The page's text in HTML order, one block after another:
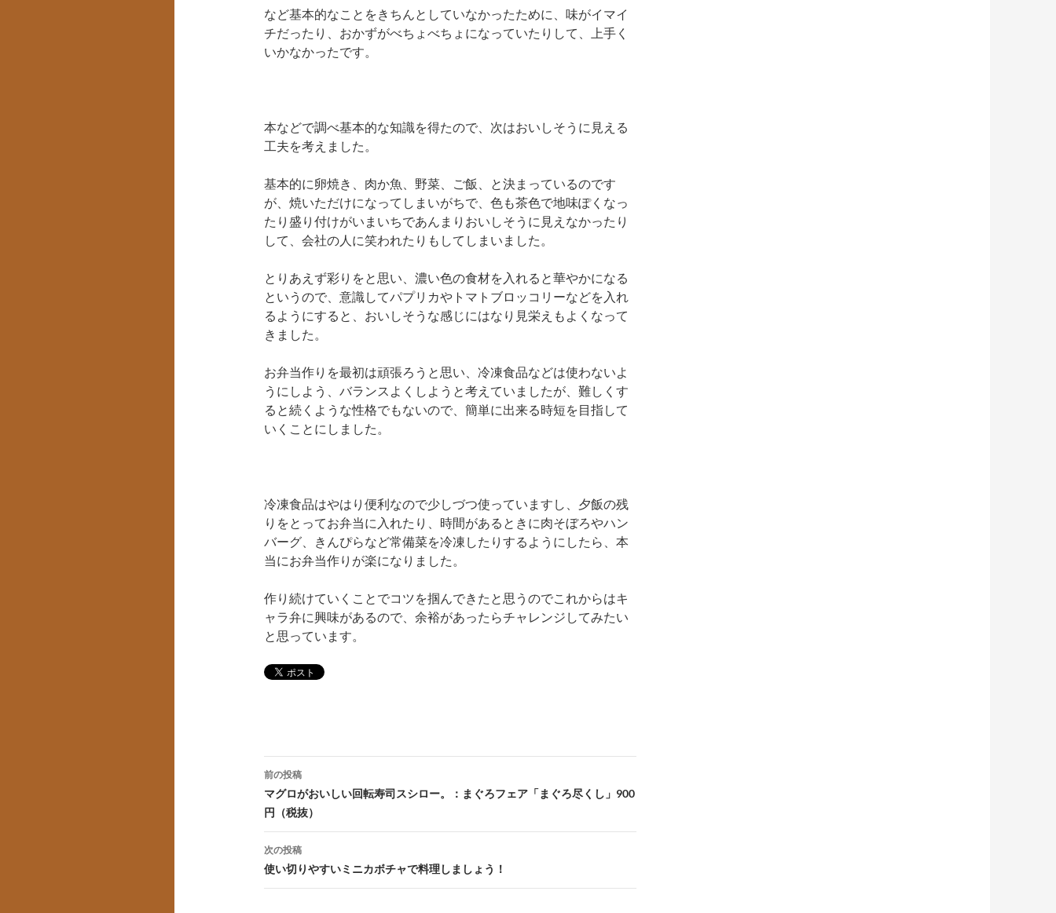
など基本的なことをきちんとしていなかったために、味がイマイ
チだったり、おかずがべちょべちょになっていたりして、上手く
いかなかったです。
本などで調べ基本的な知識を得たので、次はおいしそうに見える
工夫を考えました。
基本的に卵焼き、肉か魚、野菜、ご飯、と決まっているのです
が、焼いただけになってしまいがちで、色も茶色で地味ぽくなっ
たり盛り付けがいまいちであんまりおいしそうに見えなかったり
して、会社の人に笑われたりもしてしまいました。
とりあえず彩りをと思い、濃い色の食材を入れると華やかになる
というので、意識してパプリカやトマトブロッコリーなどを入れ
るようにすると、おいしそうな感じにはなり見栄えもよくなって
きました。
お弁当作りを最初は頑張ろうと思い、冷凍食品などは使わないよ
うにしよう、バランスよくしようと考えていましたが、難しくす
ると続くような性格でもないので、簡単に出来る時短を目指して
いくことにしました。
冷凍食品はやはり便利なので少しづつ使っていますし、夕飯の残
りをとってお弁当に入れたり、時間があるときに肉そぼろやハン
バーグ、きんぴらなど常備菜を冷凍したりするようにしたら、本
当にお弁当作りが楽になりました。
作り続けていくことでコツを掴んできたと思うのでこれからはキ
ャラ弁に興味があるので、余裕があったらチャレンジしてみたい
と思っています。
投
稿
ナ
ビ
ゲ
前の投稿
マグロがおいしい回転寿司スシロー。：まぐろフェア「まぐろ尽くし」900
円（税抜）
次の投稿
使い切りやすいミニカボチャで料理しましょう！